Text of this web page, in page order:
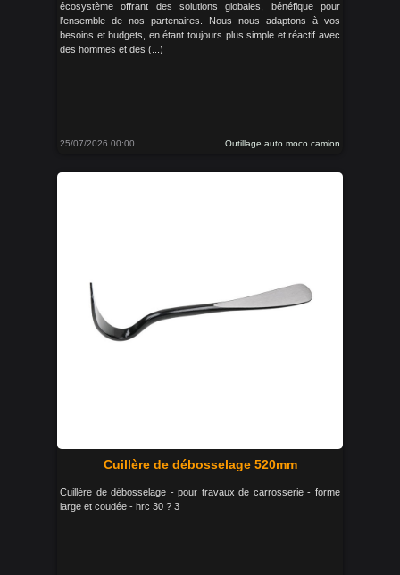
écosystème offrant des solutions globales, bénéfique pour
l’ensemble de nos partenaires. Nous nous adaptons à vos
besoins et budgets, en étant toujours plus simple et réactif avec
des hommes et des (...)
25/07/2026 00:00 Outillage auto moco camion
Cuillère de débosselage 520mm
Cuillère de débosselage - pour travaux de carrosserie - forme
large et coudée - hrc 30 ? 3